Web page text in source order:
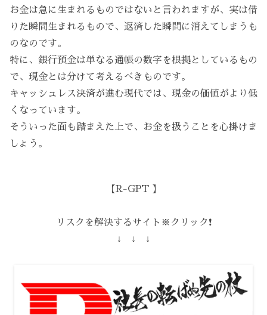
お金は急に生まれるものではないと言われますが、実は借
りた瞬間生まれるもので、返済した瞬間に消えてしまうも
のなのです。
特に、銀行預金は単なる通帳の数字を根拠としているもの
で、現金とは分けて考えるべきものです。
キャッシュレス決済が進む現代では、現金の価値がより低
くなっています。
そういった面も踏まえた上で、お金を扱うことを心掛けま
しょう。
【R-GPT 】
リスクを解決するサイト※クリック❗️
↓ ↓ ↓